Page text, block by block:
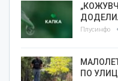
Плусинфо
ПО